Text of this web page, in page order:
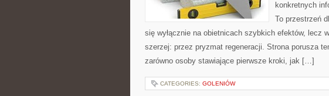
konkretnych
To przestrzeń
się wyłącznie na obietnicach szybkich efektów, lecz
szerzej: przez pryzmat regeneracji. Strona porusza
zarówno osoby stawiające pierwsze kroki, jak […]
CATEGORIES: GOLENIÓW